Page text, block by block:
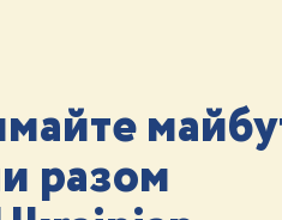
разом